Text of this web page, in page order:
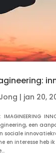
| jan 20,
IMAGINEERING
een
sociale
en interesse heb